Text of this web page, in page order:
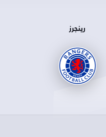
رينجرز